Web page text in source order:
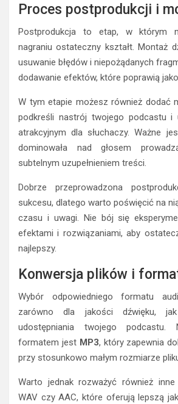
Proces postprodukcji i
Postprodukcja to etap, w którym
nagraniu ostateczny kształt. Montaż
usuwanie błędów i niepożądanych
dodawanie efektów, które poprawią
W tym etapie możesz również dodać
podkreśli nastrój twojego podcastu i
atrakcyjnym dla słuchaczy. Ważne
dominowała nad głosem
subtelnym uzupełnieniem treści.
Dobrze przeprowadzona
sukcesu, dlatego warto poświęcić na
czasu i uwagi. Nie bój się
efektami i rozwiązaniami, aby
najlepszy.
Konwersja plików i
Wybór odpowiedniego formatu
zarówno dla jakości dźwięku,
udostępniania twojego podcastu.
formatem jest MP3, który zapewnia
przy stosunkowo małym rozmiarze
Warto jednak rozważyć również
WAV czy AAC, które oferują lepszą